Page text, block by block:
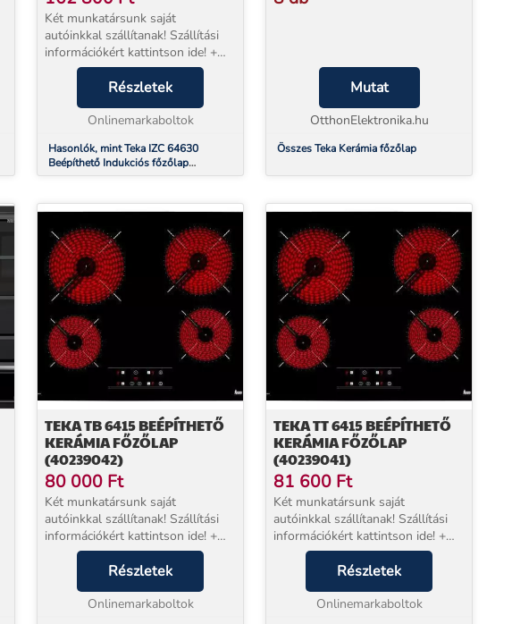
Két munkatársunk saját
autóinkkal szállítanak! Szállítási
információkért kattintson ide! +
EXTRA 5 év jótállással
vásárolhat!* Beüzemelés
szolgáltatásunk a készülék mellé
NEM választható. Termék leír...
Részletek
Onlinemarkaboltok
Hasonlók, mint Teka IZC 64630
Beépíthető Indukciós főzőlap
(112500022)
Mutat
OtthonElektronika.hu
Összes Teka Kerámia főzőlap
TEKA TB 6415 BEÉPÍTHETŐ
KERÁMIA FŐZŐLAP
(40239042)
80 000 Ft
Két munkatársunk saját
autóinkkal szállítanak! Szállítási
információkért kattintson ide! +
EXTRA 5 év jótállással
vásárolhat!* Beüzemelés
szolgáltatásunk a készülék mellé
NEM választható. Üvegkerámia...
Részletek
Onlinemarkaboltok
TEKA TT 6415 BEÉPÍTHETŐ
KERÁMIA FŐZŐLAP
(40239041)
81 600 Ft
Két munkatársunk saját
autóinkkal szállítanak! Szállítási
információkért kattintson ide! +
EXTRA 5 év jótállással
vásárolhat!* Beüzemelés
szolgáltatásunk a készülék mellé
NEM választható. Üvegkerámia...
Részletek
Onlinemarkaboltok